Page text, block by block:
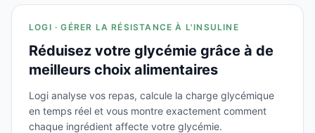
LOGI · GÉRER LA RÉSISTANCE À L'INSULINE
Réduisez votre glycémie grâce à de
meilleurs choix alimentaires
Logi analyse vos repas, calcule la charge glycémique
en temps réel et vous montre exactement comment
chaque ingrédient affecte votre glycémie.